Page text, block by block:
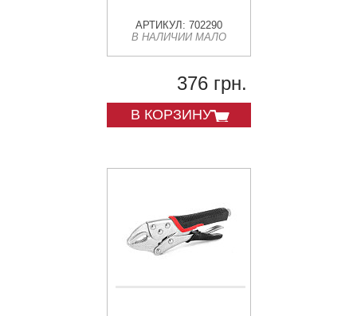
АРТИКУЛ: 702290
В НАЛИЧИИ МАЛО
376 грн.
В КОРЗИНУ